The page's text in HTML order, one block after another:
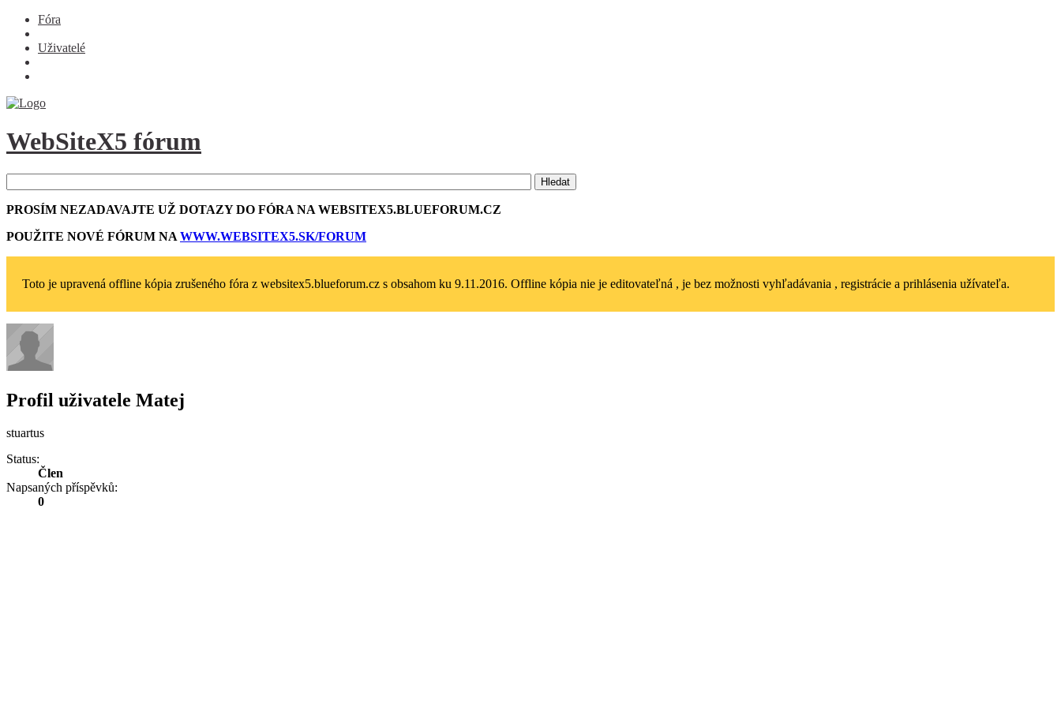
Fóra
Uživatelé
WebSiteX5 fórum
PROSÍM NEZADAVAJTE UŽ DOTAZY DO FÓRA NA WEBSITEX5.BLU­EFORUM.CZ
POUŽITE NOVÉ FÓRUM NA WWW.WEBSITEX5­.SK/FORUM
Toto je upravená offline kópia zrušeného fóra z websitex5.blueforum.cz s obsahom ku 9.11.2016. Offline kópia nie je editovateľná , je bez možnosti vyhľadávania , registrácie a prihlásenia užívateľa.
Profil uživatele Matej
stuartus
Status:
Člen
Napsaných příspěvků:
0